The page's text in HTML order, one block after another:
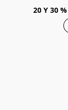
20 Y 30 %